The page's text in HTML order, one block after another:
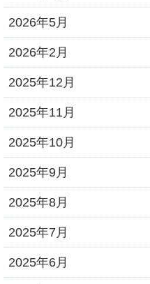
2026年5月
2026年2月
2025年12月
2025年11月
2025年10月
2025年9月
2025年8月
2025年7月
2025年6月